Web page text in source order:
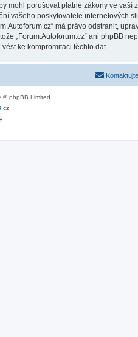
porušovat platné zákony ve vaší
vašeho poskytovatele internetových
má právo odstranit,
„Forum.Autoforum.cz“ ani phpBB
ke kompromitaci těchto dat.
© phpBB Limited